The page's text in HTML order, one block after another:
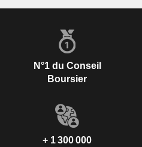
N°1 du Conseil
Boursier
+ 1 300 000